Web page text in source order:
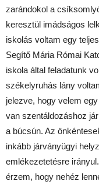
zarándokol a
keresztül imádságos
iskolás voltam egy
Segítő Mária Római
iskola által feladatunk
székelyruhás lány
jelezve, hogy velem
van szentáldozáshoz
a búcsún. Az
inkább járványügyi
emlékezetetésre
érzem, hogy nehéz